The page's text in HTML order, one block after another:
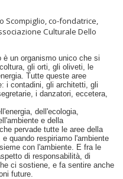
Scompiglio, co-fondatrice,
Culturale Dello
è un organismo unico che si
gli orti, gli oliveti, le
Tutte queste aree
i contadini, gli architetti, gli
i danzatori, eccetera,
dell'ecologia,
e della
pervade tutte le aree della
quando respiriamo l'ambiente
con l'ambiente. E fra le
di responsabilità, di
ci sostiene, e fa sentire anche
future.